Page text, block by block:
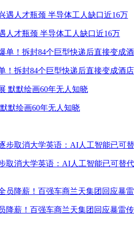
人才瓶颈 半导体工人缺口近16万
！拆封84个巨型快递后直接变成酒店
默绘画60年无人知晓
取消大学英语：AI人工智能已可替代
降薪！百强车商兰天集团回应暴雷